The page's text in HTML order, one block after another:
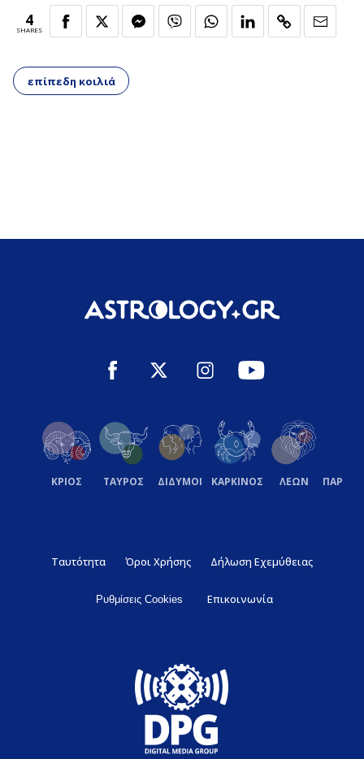
4
SHARES
επίπεδη κοιλιά
ΚΡΙΟΣ ΤΑΥΡΟΣ ΔΙΔΥΜΟΙ ΚΑΡΚΙΝΟΣ ΛΕΩΝ
Ταυτότητα Όροι Χρήσης Δήλωση Εχεμύθειας
Ρυθμίσεις Cookies Επικοινωνία